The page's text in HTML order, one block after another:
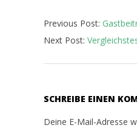
Previous Post:
Next Post:
SCHREIBE EINEN
Deine E-Mail-Adresse